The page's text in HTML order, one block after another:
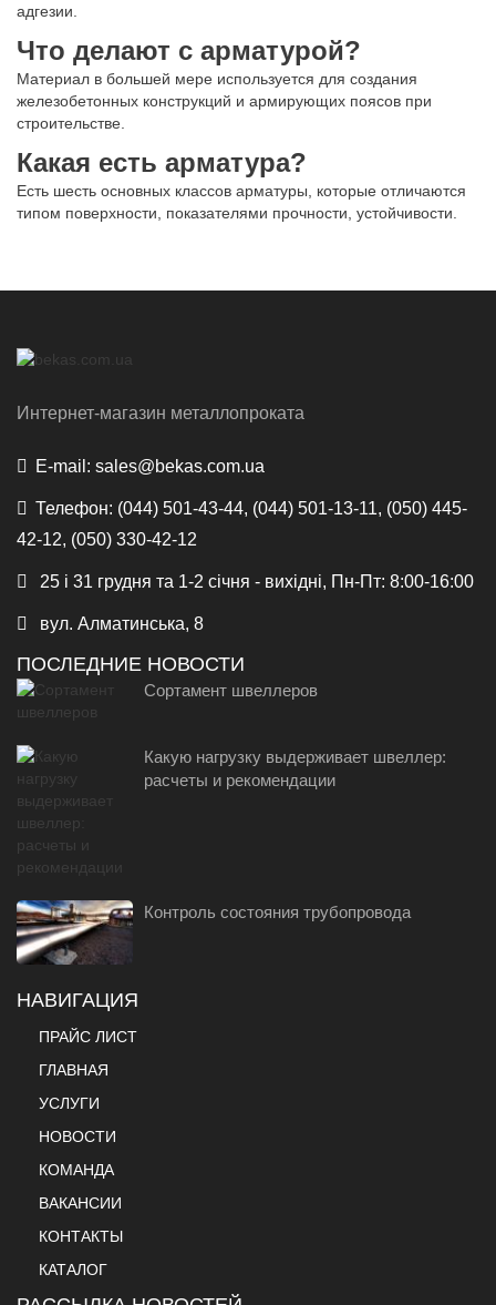
адгезии.
Что делают с арматурой?
Материал в большей мере используется для создания
железобетонных конструкций и армирующих поясов при
строительстве.
Какая есть арматура?
Есть шесть основных классов арматуры, которые отличаются
типом поверхности, показателями прочности, устойчивости.
Интернет-магазин металлопроката
E-mail: sales@bekas.com.ua
Телефон: (044) 501-43-44, (044) 501-13-11, (050) 445-
42-12, (050) 330-42-12
25 і 31 грудня та 1-2 січня - вихідні, Пн-Пт: 8:00-16:00
вул. Алматинська, 8
ПОСЛЕДНИЕ НОВОСТИ
Сортамент швеллеров
Какую нагрузку выдерживает швеллер:
расчеты и рекомендации
Контроль состояния трубопровода
НАВИГАЦИЯ
ПРАЙС ЛИСТ
ГЛАВНАЯ
УСЛУГИ
НОВОСТИ
КОМАНДА
ВАКАНСИИ
КОНТАКТЫ
КАТАЛОГ